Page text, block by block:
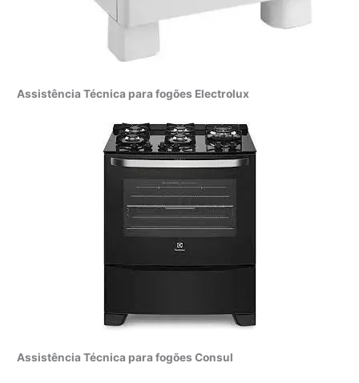
Assistência Técnica para fogões Electrolux
Assistência Técnica para fogões Consul